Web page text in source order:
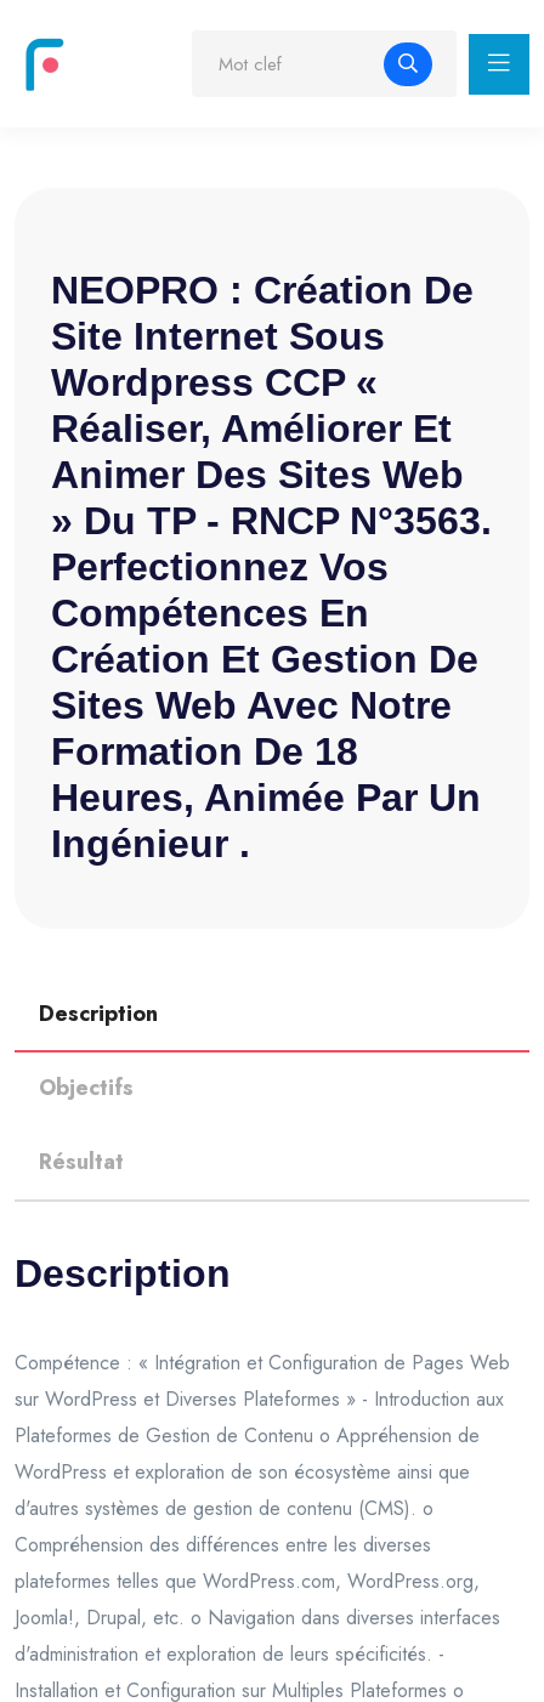
NEOPRO : Création De
Site Internet Sous
Wordpress CCP «
Réaliser, Améliorer Et
Animer Des Sites Web
» Du TP - RNCP N°3563.
Perfectionnez Vos
Compétences En
Création Et Gestion De
Sites Web Avec Notre
Formation De 18
Heures, Animée Par Un
Ingénieur .
Description
Objectifs
Résultat
Description
Compétence : « Intégration et Configuration de Pages Web
sur WordPress et Diverses Plateformes » - Introduction aux
Plateformes de Gestion de Contenu o Appréhension de
WordPress et exploration de son écosystème ainsi que
d'autres systèmes de gestion de contenu (CMS). o
Compréhension des différences entre les diverses
plateformes telles que WordPress.com, WordPress.org,
Joomla!, Drupal, etc. o Navigation dans diverses interfaces
d'administration et exploration de leurs spécificités. -
Installation et Configuration sur Multiples Plateformes o